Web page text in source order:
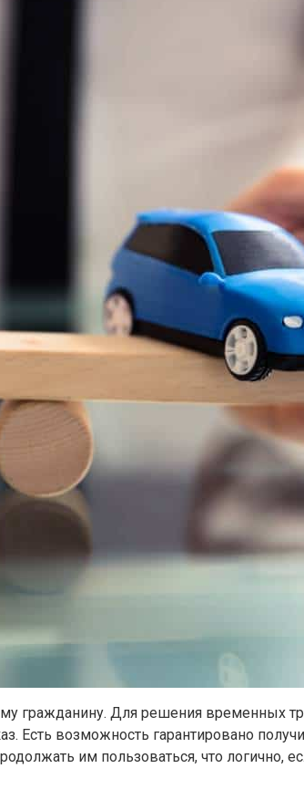
гражданину. Для решения временных
Есть возможность гарантировано
им пользоваться, что логично,